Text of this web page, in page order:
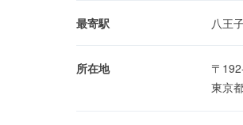
最寄駅 八王
所在地
〒
東京